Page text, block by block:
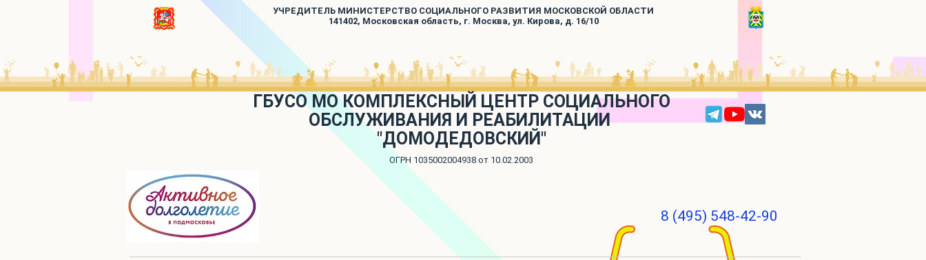
УЧРЕДИТЕЛЬ МИНИСТЕРСТВО СОЦИАЛЬНОГО РАЗВИТИЯ МОСКОВСКОЙ ОБЛАСТИ
141402, Московская область, г. Москва, ул. Кирова, д. 16/10
ГБУСО МО КОМПЛЕКСНЫЙ ЦЕНТР СОЦИАЛЬНОГО
ОБСЛУЖИВАНИЯ И РЕАБИЛИТАЦИИ
"ДОМОДЕДОВСКИЙ"
ОГРН 1035002004938 от 10.02.2003
8 (495) 548-42-90